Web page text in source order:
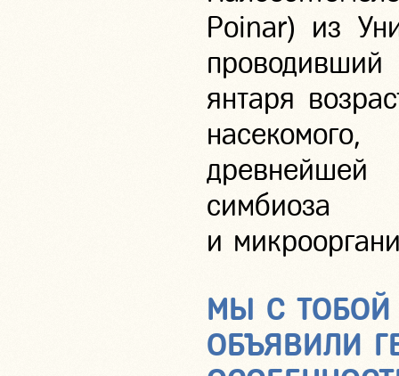
Poinar) из
проводивший
янтаря
древнейшей
симбиоза
и
МЫ С ТОБОЙ
ОБЪЯВИЛИ